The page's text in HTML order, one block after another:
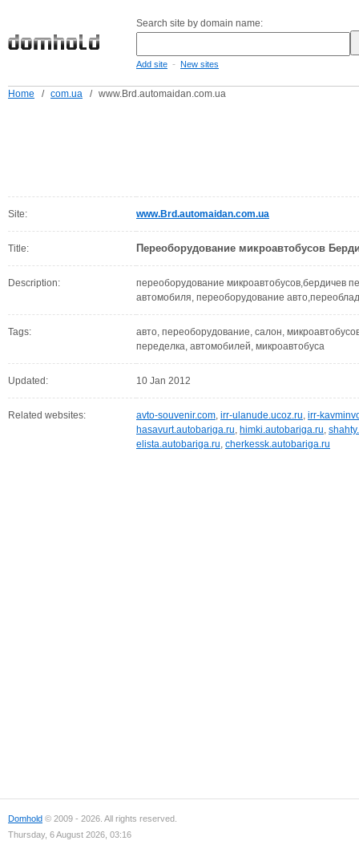
Search site by domain name:
Add site - New sites
Home / com.ua / www.Brd.automaidan.com.ua
Site: www.Brd.automaidan.com.ua
Title: Переоборудование микроавтобусов
Description:
переоборудование микроавтобусов,бердичев
автомобиля, переоборудование
Tags:
авто, переоборудование, салон,
переделка, автомобилей, микроавтобуса
Updated: 10 Jan 2012
Related websites: avto-souvenir.com, irr-ulanude.ucoz.ru, irr-
hasavurt.autobariga.ru, himki.autobariga.ru,
elista.autobariga.ru, cherkessk.autobariga.ru
Domhold © 2009 - 2026. All rights reserved.
Thursday, 6 August 2026, 03:16